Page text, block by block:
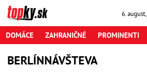
6. august,
DOMÁCE ZAHRANIČNÉ PROMINENTI
BERLÍNNÁVŠTEVA